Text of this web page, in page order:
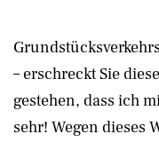
– erschreckt Sie
gestehen, dass ich
sehr! Wegen dieses